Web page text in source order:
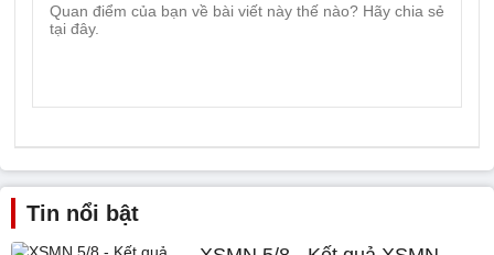
Tin nổi bật